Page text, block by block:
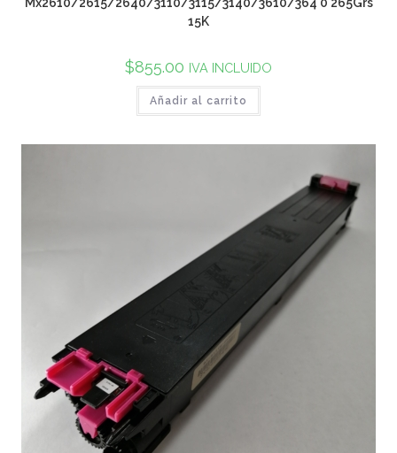
15K
$855.00 IVA INCLUIDO
Añadir al carrito